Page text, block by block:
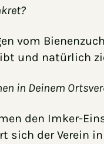
vom
und natürlich
in Deinem
den Imker-
sich der Verein